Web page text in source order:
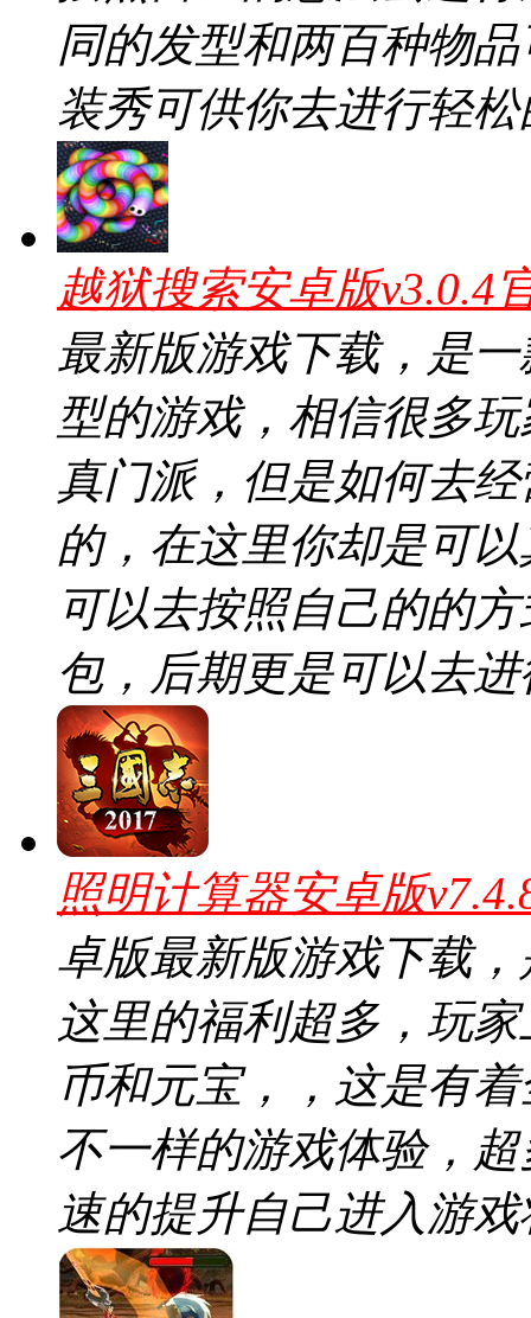
同的发型和两百种物
装秀可供你去进行轻
越狱搜索安卓版v3.0.4
最新版游戏下载，是
型的游戏，相信很多
真门派，但是如何去
的，在这里你却是可
可以去按照自己的的
包，后期更是可以去
照明计算器安卓版
卓版最新版游戏下载
这里的福利超多，玩
币和元宝，，这是有
不一样的游戏体验，
速的提升自己进入游